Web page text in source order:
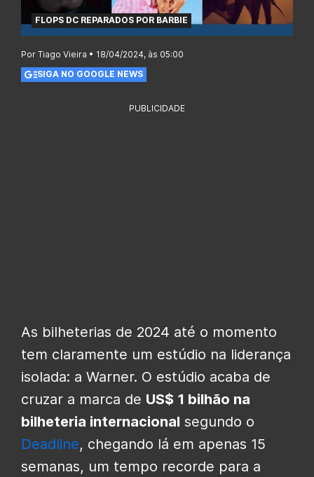
FLOPS DC REPARADOS POR BARBIE
Por Tiago Vieira • 18/04/2024, às 05:00
SIGA NO GOOGLE NEWS
PUBLICIDADE
As bilheterias de 2024 até o momento
tem claramente um estúdio na liderança
isolada: a Warner. O estúdio acaba de
cruzar a marca de US$ 1 bilhão na
bilheteria internacional segundo o
Deadline, chegando lá em apenas 15
semanas, um tempo recorde para a